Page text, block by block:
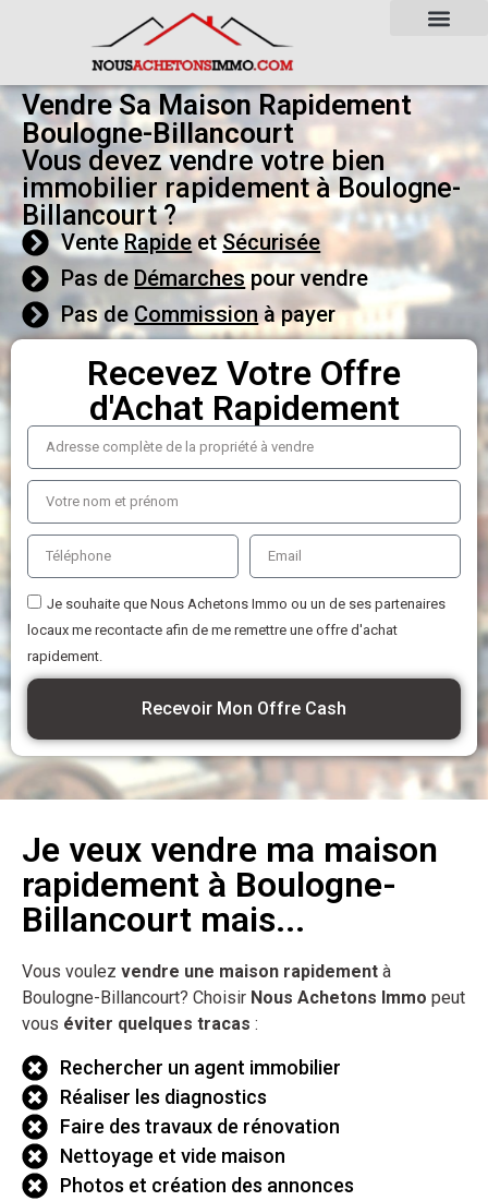
Vendre Sa Maison Rapidement
Boulogne-Billancourt
Vous devez vendre votre bien
immobilier rapidement à Boulogne-
Billancourt ?
VenteRapideetSécurisée
Pas de Démarches pour vendre
Pas de Commission à payer
Recevez Votre Offre
d'Achat Rapidement
Je souhaite que Nous Achetons Immo ou un de ses partenaires
locaux me recontacte afin de me remettre une offre d'achat
rapidement.
Recevoir Mon Offre Cash
Je veux vendre ma maison
rapidement à Boulogne-
Billancourt mais...
Vous voulez vendre une maison rapidement à
Boulogne-Billancourt? Choisir Nous Achetons Immo peut
vous éviter quelques tracas :
Rechercher un agent immobilier
Réaliser les diagnostics
Faire des travaux de rénovation
Nettoyage et vide maison
Photos et création des annonces